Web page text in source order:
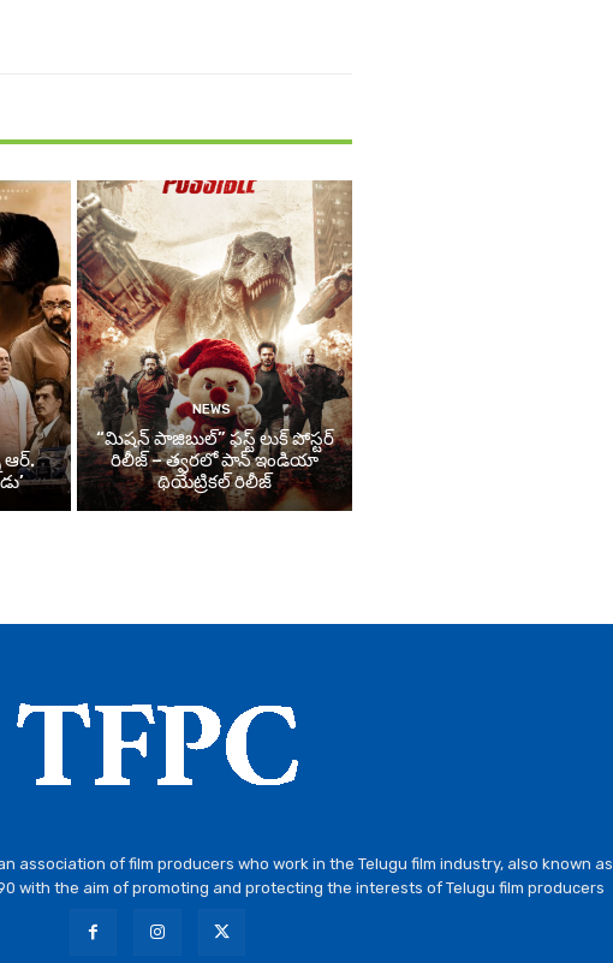
ఆర్‌.
NEWS
“మిషన్ పాజిబుల్” ఫస్ట్ లుక్ పోస్టర్
రిలీజ్ – త్వరలో పాన్ ఇండియా
థియేట్రికల్ రిలీజ్
association of film producers who work in the Telugu film industry, also known as
with the aim of promoting and protecting the interests of Telugu film producers